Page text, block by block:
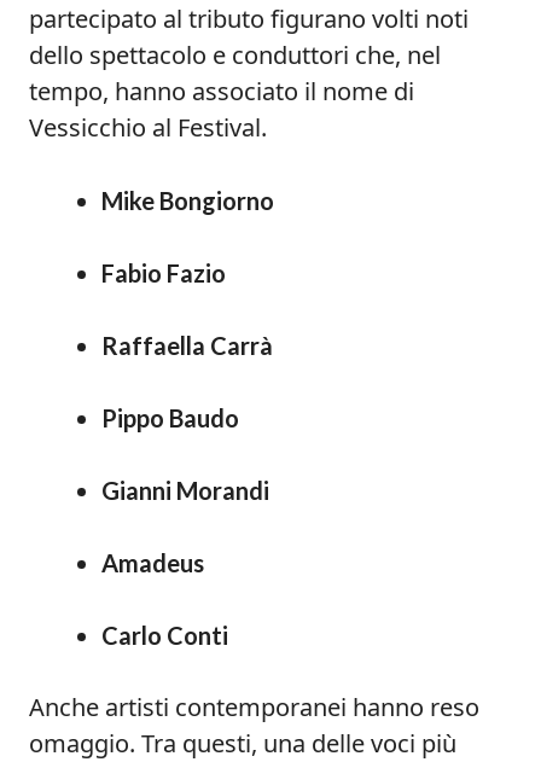
partecipato al tributo figurano volti noti
dello spettacolo e conduttori che, nel
tempo, hanno associato il nome di
Vessicchio al Festival.
Mike Bongiorno
Fabio Fazio
Raffaella Carrà
Pippo Baudo
Gianni Morandi
Amadeus
Carlo Conti
Anche artisti contemporanei hanno reso
omaggio. Tra questi, una delle voci più